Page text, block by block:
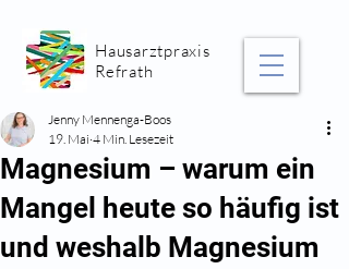
Hausarztpraxis
Refrath
Magnesium – warum ein
Mangel heute so häufig ist
und weshalb Magnesium
Jenny Mennenga-Boos
19. Mai 4 Min. Lesezeit